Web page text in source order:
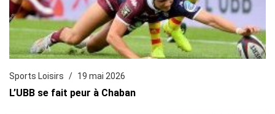
Sports Loisirs 19 mai 2026
L’UBB se fait peur à Chaban